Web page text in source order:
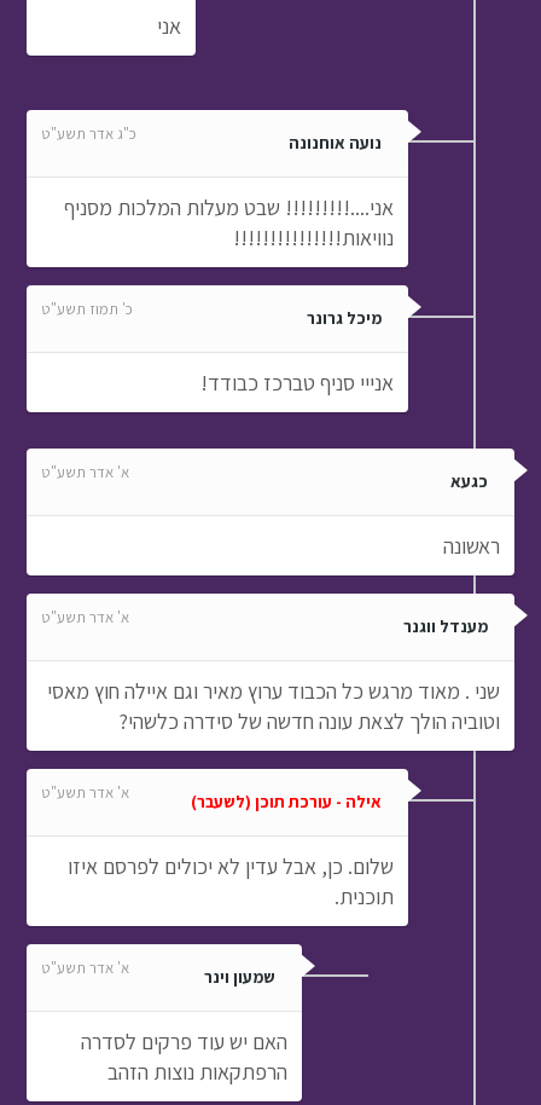
אני
נועה אוחנונה כ"ג אדר תשע"ט
אני....!!!!!!!!! שבט מעלות המלכות מסניף
נוויאות!!!!!!!!!!!!!!!
מיכל גרונר כ' תמוז תשע"ט
אנייי סניף טברכז כבודד!
כגעא א' אדר תשע"ט
ראשונה
מענדל ווגנר א' אדר תשע"ט
שני . מאוד מרגש כל הכבוד ערוץ מאיר וגם איילה חוץ מאסי
וטוביה הולך לצאת עונה חדשה של סידרה כלשהי?
אילה - עורכת תוכן (לשעבר) א' אדר תשע"ט
שלום. כן, אבל עדין לא יכולים לפרסם איזו
תוכנית.
שמעון וינר א' אדר תשע"ט
האם יש עוד פרקים לסדרה
הרפתקאות נוצות הזהב